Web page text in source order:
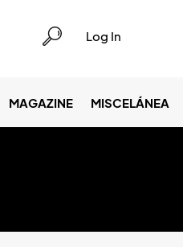
Log In
MAGAZINE MISCELÁNEA